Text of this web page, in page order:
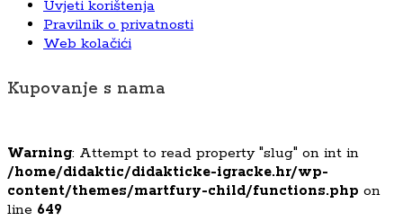
Uvjeti korištenja
Pravilnik o privatnosti
Web kolačići
Kupovanje s nama
Warning: Attempt to read property "slug" on int in
/home/didaktic/didakticke-igracke.hr/wp-
content/themes/martfury-child/functions.php on
line 649